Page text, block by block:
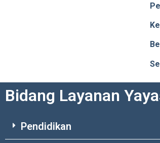
Bidang Layanan
Pendidikan